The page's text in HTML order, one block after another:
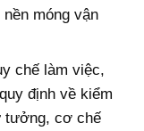
móng vận
chế làm việc,
định về kiểm
tưởng, cơ chế